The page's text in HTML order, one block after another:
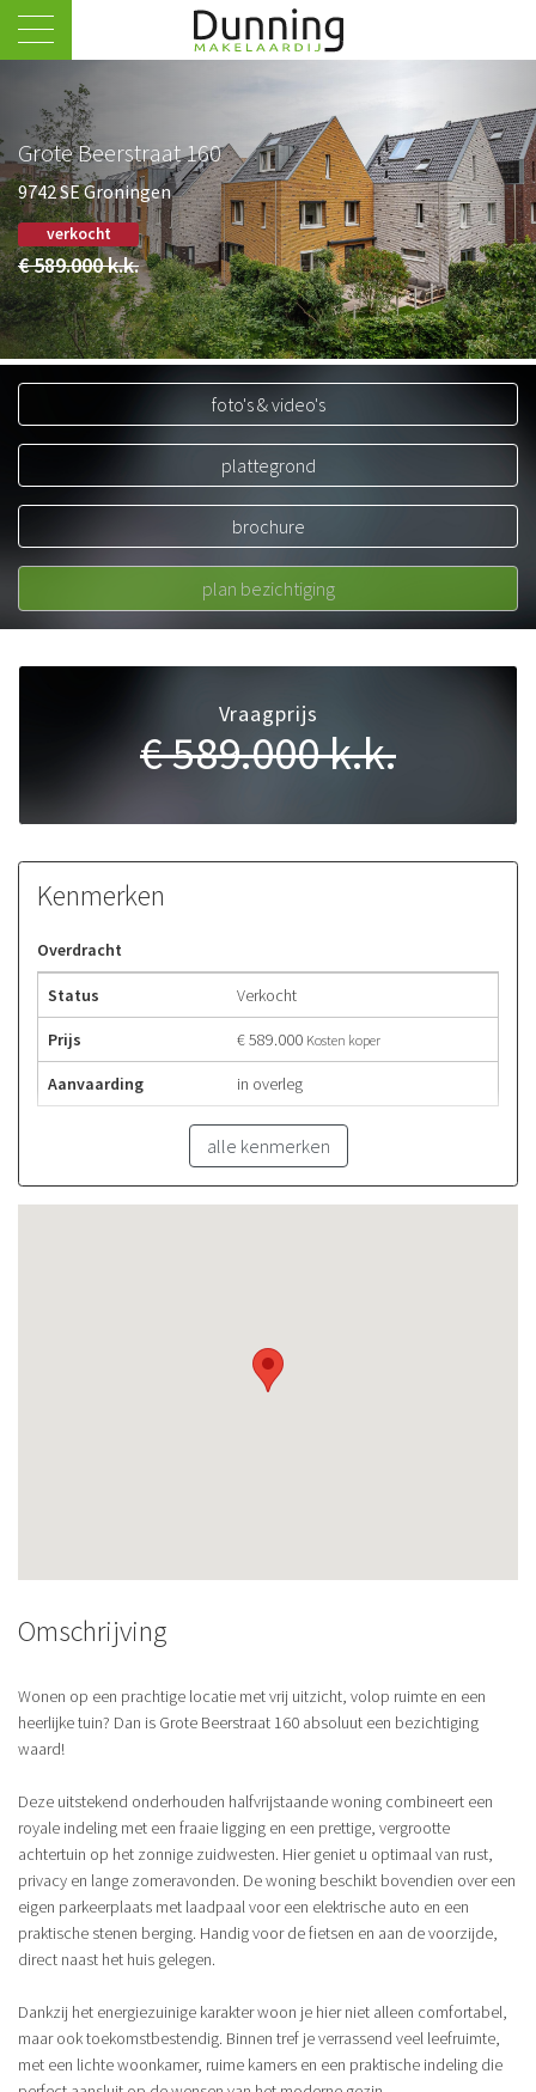
Aanbod
Huis kopen
Huis verkopen
Taxatie
Woondroom
Vlogs
Move.nl
Rijksstraatweg 207
9752 BH Haren
info@dunning.nl
Grote Beerstraat 160
9742 SE Groningen
verkocht
€ 589.000k.k.
foto's & video's
plattegrond
brochure
plan bezichtiging
Vraagprijs
€ 589.000k.k.
Kenmerken
Overdracht
Status Verkocht
Prijs € 589.000 Kosten koper
Aanvaarding in overleg
alle kenmerken
Omschrijving
Wonen op een prachtige locatie met vrij uitzicht, volop ruimte en een
heerlijke tuin? Dan is Grote Beerstraat 160 absoluut een bezichtiging
waard!
Deze uitstekend onderhouden halfvrijstaande woning combineert een
royale indeling met een fraaie ligging en een prettige, vergrootte
achtertuin op het zonnige zuidwesten. Hier geniet u optimaal van rust,
privacy en lange zomeravonden. De woning beschikt bovendien over een
eigen parkeerplaats met laadpaal voor een elektrische auto en een
praktische stenen berging. Handig voor de fietsen en aan de voorzijde,
direct naast het huis gelegen.
Dankzij het energiezuinige karakter woon je hier niet alleen comfortabel,
maar ook toekomstbestendig. Binnen tref je verrassend veel leefruimte,
met een lichte woonkamer, ruime kamers en een praktische indeling die